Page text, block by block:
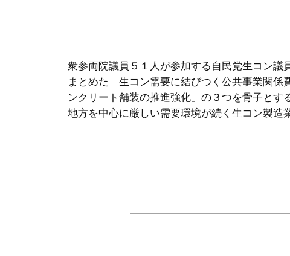
衆参両院議員５１人が参加する自民党生コン議
まとめた「生コン需要に結びつく公共事業関
ンクリート舗装の推進強化」の３つを骨子とす
地方を中心に厳しい需要環境が続く生コン製造